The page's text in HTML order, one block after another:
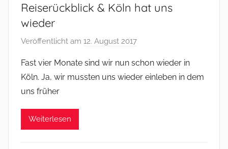
Reiserückblick & Köln hat uns
wieder
Veröffentlicht am 12. August 2017
n
M
Fast vier Monate sind wir nun schon wieder in
Köln. Ja, wir mussten uns wieder einleben in dem
uns früher
Weiterlesen